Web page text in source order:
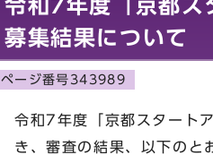
令和7年度「京都ス
募集結果について
ページ番号343989
令和7年度「京都スタート
き、審査の結果、以下のと